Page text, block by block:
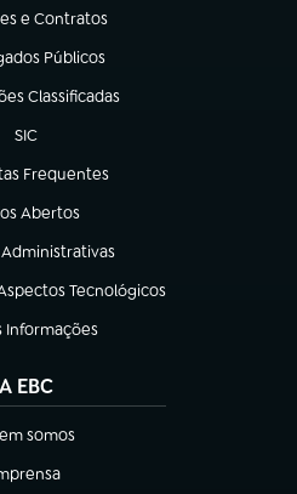
e Contratos
nova aba)
Públicos
nova aba)
Classificadas
aba)
SIC
(abre em nova aba)
Frequentes
nova aba)
Abertos
em nova aba)
nova aba)
Tecnológicos
Informações
nova aba)
A EBC
somos
em nova aba)
em nova aba)